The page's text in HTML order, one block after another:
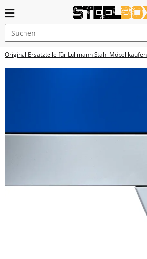
Original Ersatzteile für Lüllmann Stahl Möbel kaufen